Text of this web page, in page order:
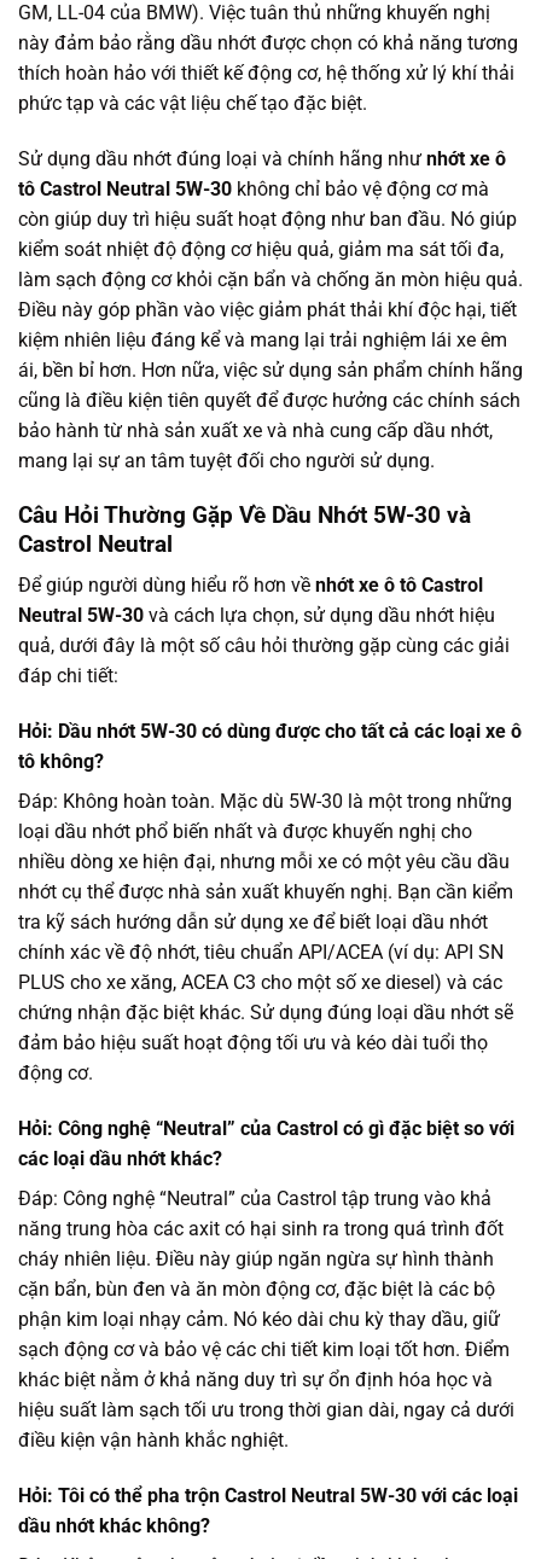
GM, LL-04 của BMW). Việc tuân thủ những khuyến nghị
này đảm bảo rằng dầu nhớt được chọn có khả năng tương
thích hoàn hảo với thiết kế động cơ, hệ thống xử lý khí thải
phức tạp và các vật liệu chế tạo đặc biệt.
Sử dụng dầu nhớt đúng loại và chính hãng như nhớt xe ô
tô Castrol Neutral 5W-30 không chỉ bảo vệ động cơ mà
còn giúp duy trì hiệu suất hoạt động như ban đầu. Nó giúp
kiểm soát nhiệt độ động cơ hiệu quả, giảm ma sát tối đa,
làm sạch động cơ khỏi cặn bẩn và chống ăn mòn hiệu quả.
Điều này góp phần vào việc giảm phát thải khí độc hại, tiết
kiệm nhiên liệu đáng kể và mang lại trải nghiệm lái xe êm
ái, bền bỉ hơn. Hơn nữa, việc sử dụng sản phẩm chính hãng
cũng là điều kiện tiên quyết để được hưởng các chính sách
bảo hành từ nhà sản xuất xe và nhà cung cấp dầu nhớt,
mang lại sự an tâm tuyệt đối cho người sử dụng.
Câu Hỏi Thường Gặp Về Dầu Nhớt 5W-30 và
Castrol Neutral
Để giúp người dùng hiểu rõ hơn về nhớt xe ô tô Castrol
Neutral 5W-30 và cách lựa chọn, sử dụng dầu nhớt hiệu
quả, dưới đây là một số câu hỏi thường gặp cùng các giải
đáp chi tiết:
Hỏi: Dầu nhớt 5W-30 có dùng được cho tất cả các loại xe ô
tô không?
Đáp: Không hoàn toàn. Mặc dù 5W-30 là một trong những
loại dầu nhớt phổ biến nhất và được khuyến nghị cho
nhiều dòng xe hiện đại, nhưng mỗi xe có một yêu cầu dầu
nhớt cụ thể được nhà sản xuất khuyến nghị. Bạn cần kiểm
tra kỹ sách hướng dẫn sử dụng xe để biết loại dầu nhớt
chính xác về độ nhớt, tiêu chuẩn API/ACEA (ví dụ: API SN
PLUS cho xe xăng, ACEA C3 cho một số xe diesel) và các
chứng nhận đặc biệt khác. Sử dụng đúng loại dầu nhớt sẽ
đảm bảo hiệu suất hoạt động tối ưu và kéo dài tuổi thọ
động cơ.
Hỏi: Công nghệ “Neutral” của Castrol có gì đặc biệt so với
các loại dầu nhớt khác?
Đáp: Công nghệ “Neutral” của Castrol tập trung vào khả
năng trung hòa các axit có hại sinh ra trong quá trình đốt
cháy nhiên liệu. Điều này giúp ngăn ngừa sự hình thành
cặn bẩn, bùn đen và ăn mòn động cơ, đặc biệt là các bộ
phận kim loại nhạy cảm. Nó kéo dài chu kỳ thay dầu, giữ
sạch động cơ và bảo vệ các chi tiết kim loại tốt hơn. Điểm
khác biệt nằm ở khả năng duy trì sự ổn định hóa học và
hiệu suất làm sạch tối ưu trong thời gian dài, ngay cả dưới
điều kiện vận hành khắc nghiệt.
Hỏi: Tôi có thể pha trộn Castrol Neutral 5W-30 với các loại
dầu nhớt khác không?